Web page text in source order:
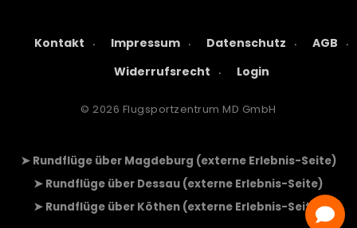
Kontakt Impressum Datenschutz
AGB
Widerrufsrecht
Login
© 2026 Flugsportzentrum MD GmbH
➤ Rundflüge über Magdeburg (externe Erlebnis-Seite)
➤ Rundflüge über Dessau (externe Erlebnis-Seite)
➤ Rundflüge über Köthen (externe Erlebnis-Seite)